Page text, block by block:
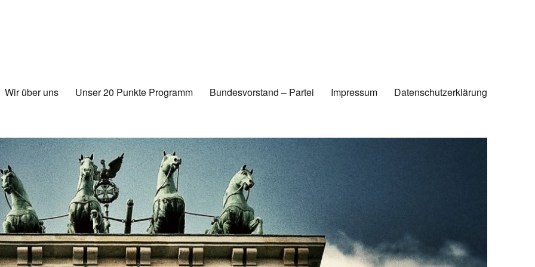
Wir über uns Unser 20 Punkte Programm Bundesvorstand – Partei Impressum Datenschutzerklärung